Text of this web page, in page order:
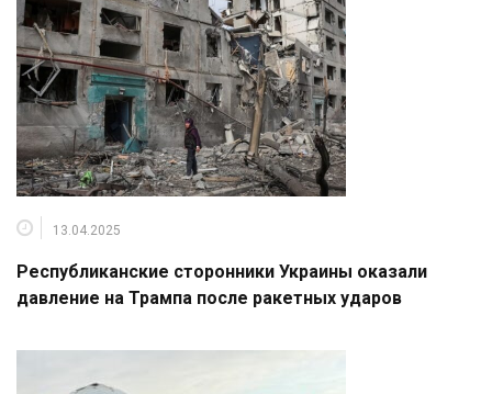
13.04.2025
Республиканские сторонники Украины оказали
давление на Трампа после ракетных ударов